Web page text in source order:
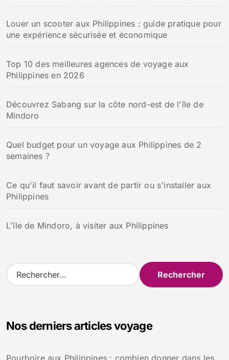
Louer un scooter aux Philippines : guide pratique pour
une expérience sécurisée et économique
Top 10 des meilleures agences de voyage aux
Philippines en 2026
Découvrez Sabang sur la côte nord-est de l'île de
Mindoro
Quel budget pour un voyage aux Philippines de 2
semaines ?
Ce qu'il faut savoir avant de partir ou s'installer aux
Philippines
L'île de Mindoro, à visiter aux Philippines
R
e
rNos derniers articles voyage
Pourboire aux Philippines : combien donner dans les